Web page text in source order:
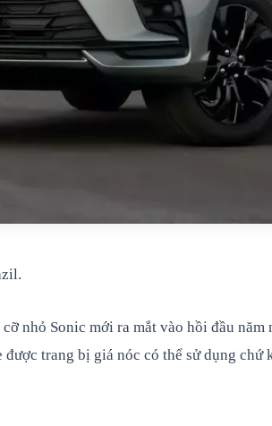
nhỏ Sonic mới ra mắt vào hồi đầu
trang bị giá nóc có thể sử dụng